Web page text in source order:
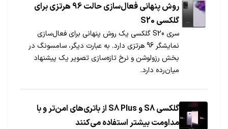
روش پنهانی فعال­‌سازی حالت 96 هرتزی برای
گلکسی S20
سری S20 گلکسی یک روش پنهانی برای فعال‌سازی
نمایشگر 96 هرتزی دارد. به عبارت دیگر، سامسونگ در
بخش رزولوشن و نرخ تازه‌سازی تصویر یک پیشنهاد
میان‌رده دارد.
گلکسی S8 و S8 Plus از باتری‌های امن‌تر و با
مداومت بیشتر استفاده می‌کنند